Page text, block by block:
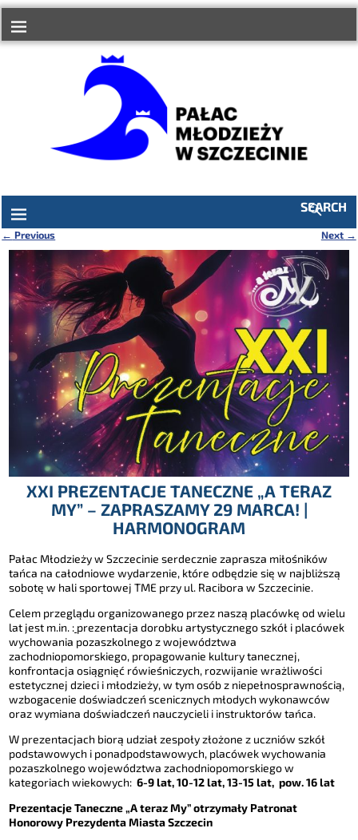
treści
SEARCH
Nawigacja
← Previous Next →
XXI PREZENTACJE TANECZNE „A TERAZ
MY” – ZAPRASZAMY 29 MARCA! |
HARMONOGRAM
Pałac Młodzieży w Szczecinie serdecznie zaprasza miłośników
tańca na całodniowe wydarzenie, które odbędzie się w najbliższą
sobotę w hali sportowej TME przy ul. Racibora w Szczecinie.
Celem przeglądu organizowanego przez naszą placówkę od wielu
lat jest m.in. : prezentacja dorobku artystycznego szkół i placówek
wychowania pozaszkolnego z województwa
zachodniopomorskiego, propagowanie kultury tanecznej,
konfrontacja osiągnięć rówieśniczych, rozwijanie wrażliwości
estetycznej dzieci i młodzieży, w tym osób z niepełnosprawnością,
wzbogacenie doświadczeń scenicznych młodych wykonawców
oraz wymiana doświadczeń nauczycieli i instruktorów tańca.
W prezentacjach biorą udział zespoły złożone z uczniów szkół
podstawowych i ponadpodstawowych, placówek wychowania
pozaszkolnego województwa zachodniopomorskiego w
kategoriach wiekowych:6-9 lat, 10-12 lat, 13-15 lat, pow. 16 lat
Prezentacje Taneczne „A teraz My” otrzymały Patronat
Honorowy Prezydenta Miasta Szczecin